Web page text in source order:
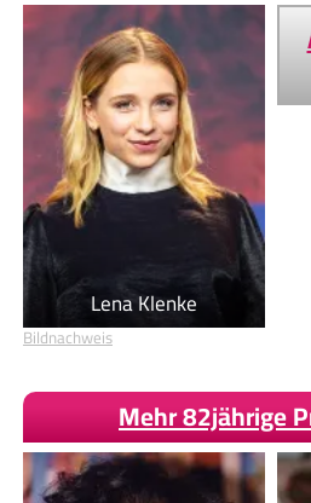
Lena Klenke
Bildnachweis
Mehr 82jährige